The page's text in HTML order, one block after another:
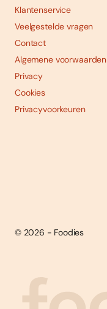
Klantenservice
Veelgestelde vragen
Contact
Algemene voorwaarden
Privacy
Cookies
Privacyvoorkeuren
© 2026 - Foodies